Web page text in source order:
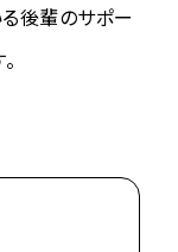
後輩のサポー